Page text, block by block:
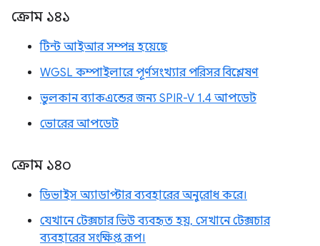
ক্রোম ১৪১
টিন্ট আইআর সম্পন্ন হয়েছে
WGSL কম্পাইলারে পূর্ণসংখ্যার পরিসর বিশ্লেষণ
ভুলকান ব্যাকএন্ডের জন্য SPIR-V 1.4 আপডেট
ভোরের আপডেট
ক্রোম ১৪০
ডিভাইস অ্যাডাপ্টার ব্যবহারের অনুরোধ করে।
যেখানে টেক্সচার ভিউ ব্যবহৃত হয়, সেখানে টেক্সচার
ব্যবহারের সংক্ষিপ্ত রূপ।